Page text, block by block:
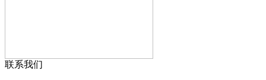
联系我们